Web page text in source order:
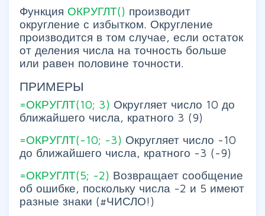
Функция ОКРУГЛТ() производит
округление с избытком. Округление
производится в том случае, если остаток
от деления числа на точность больше
или равен половине точности.
ПРИМЕРЫ
=ОКРУГЛТ(10; 3) Округляет число 10 до
ближайшего числа, кратного 3 (9)
=ОКРУГЛТ(-10; -3) Округляет число -10
до ближайшего числа, кратного -3 (-9)
=ОКРУГЛТ(5; -2) Возвращает сообщение
об ошибке, поскольку числа -2 и 5 имеют
разные знаки (#ЧИСЛО!)